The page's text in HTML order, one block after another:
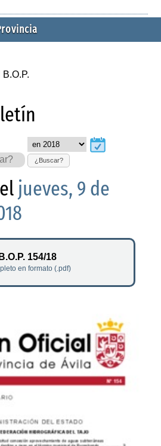
¿Buscar?
jueves, 9 de
B.O.P. 154/18
en formato (.pdf)